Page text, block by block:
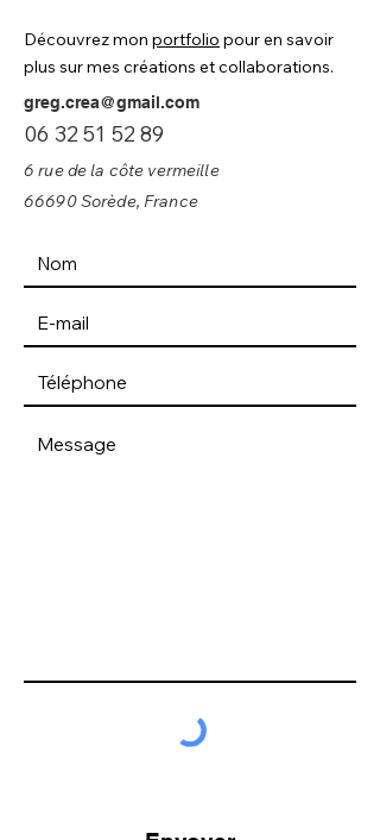
Découvrez mon portfolio pour en savoir
plus sur mes créations et collaborations.
greg.crea@gmail.com
06 32 51 52 89
6 rue de la côte vermeille
66690 Sorède, France